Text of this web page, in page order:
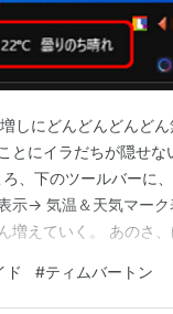
しにどんどんどんど
とにイラだちが隠せな
ろ、下のツールバーに
示→ 気温＆天気マーク
増えていく。 あのさ
な使いにくいOSが な
ら、 致し方なく使っ
ド #ティムバートン